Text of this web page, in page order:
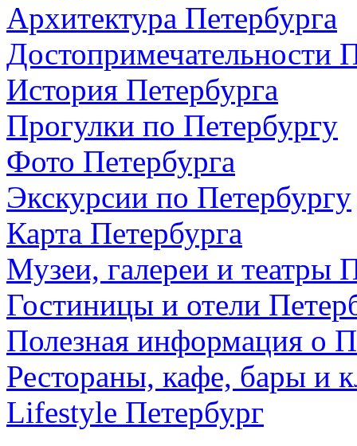
Архитектура Петербурга
Достопримечательности
История Петербурга
Прогулки по Петербургу
Фото Петербурга
Экскурсии по Петербургу
Карта Петербурга
Музеи, галереи и театры
Гостиницы и отели
Полезная информация о
Рестораны, кафе, бары и
Lifestyle Петербург